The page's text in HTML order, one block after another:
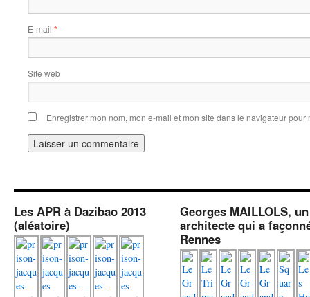
E-mail *
Site web
Enregistrer mon nom, mon e-mail et mon site dans le navigateur
Les APR à Dazibao 2013
(aléatoire)
Georges MAILLOLS, un
architecte qui a
Rennes